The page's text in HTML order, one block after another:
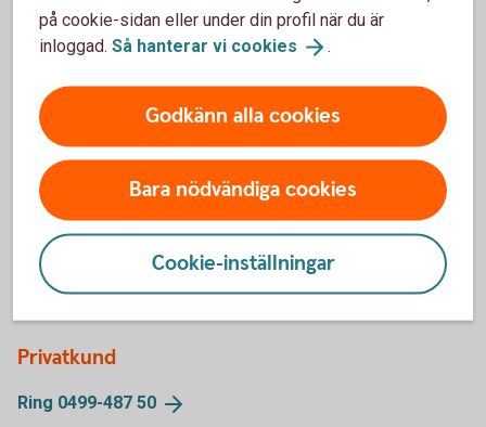
Swedbank bloggar
Följ våra bloggare inom
Kontakta oss
Privatkund
Ring 0499-487 50
på cookie-sidan eller under din profil när du är
inloggad. Så hanterar vi cookies .
Godkänn alla cookies
Bara nödvändiga cookies
Cookie-inställningar